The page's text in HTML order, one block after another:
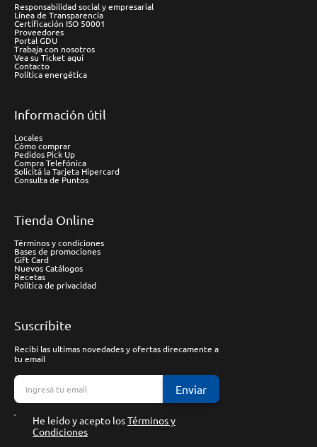
Responsabilidad social y empresarial
Línea de Transparencia
Certificación ISO 50001
Proveedores
Portal GDU
Trabaja con nosotros
Vea su Ticket aquí
Contacto
Política energética
Información útil
Locales
Cómo comprar
Pedidos Pick Up
Compra Telefónica
Solicitá la Tarjeta Hipercard
Consulta de Puntos
Tienda Online
Términos y condiciones
Bases de promociones
Gift Card
Nuevos Catálogos
Recetas
Política de privacidad
Suscríbite
Recibí las ultimas novedades y ofertas direcamente a
tu email
Enviar
He leído y acepto losTérminos y
Condiciones